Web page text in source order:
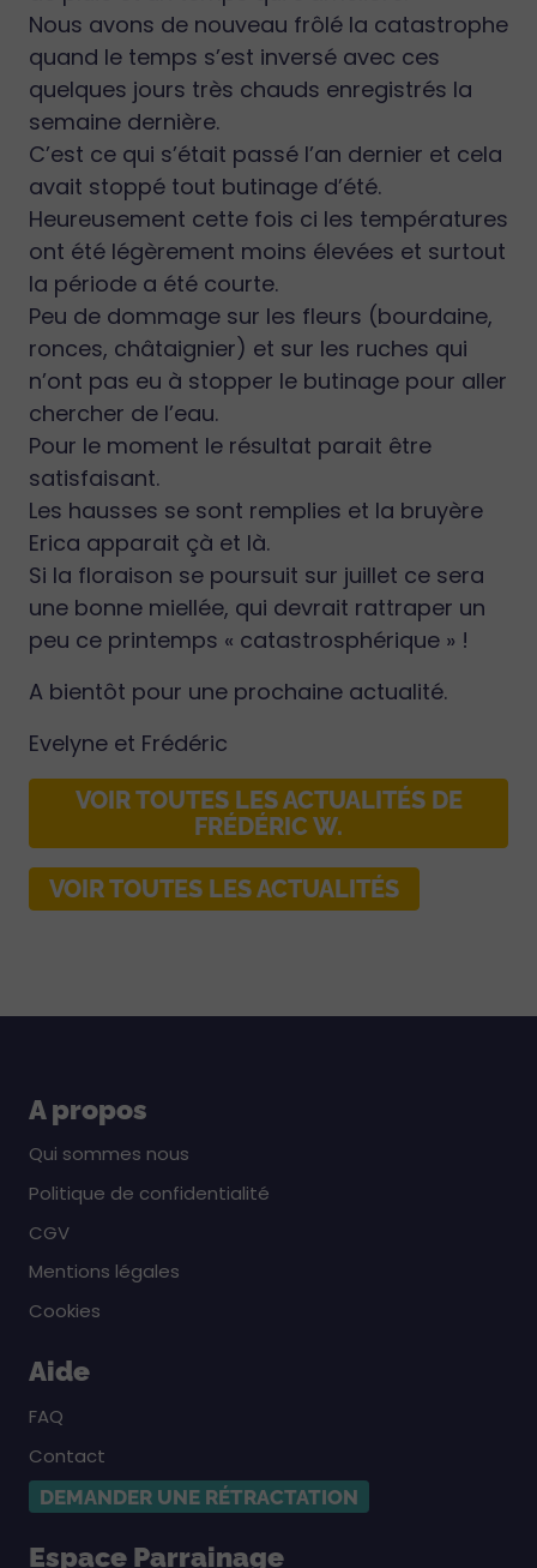
Nous avons de nouveau frôlé la catastrophe
quand le temps s’est inversé avec ces
quelques jours très chauds enregistrés la
semaine dernière.
C’est ce qui s’était passé l’an dernier et cela
avait stoppé tout butinage d’été.
Heureusement cette fois ci les températures
ont été légèrement moins élevées et surtout
la période a été courte.
Peu de dommage sur les fleurs (bourdaine,
ronces, châtaignier) et sur les ruches qui
n’ont pas eu à stopper le butinage pour aller
chercher de l’eau.
Pour le moment le résultat parait être
satisfaisant.
Les hausses se sont remplies et la bruyère
Erica apparait çà et là.
Si la floraison se poursuit sur juillet ce sera
une bonne miellée, qui devrait rattraper un
peu ce printemps « catastrosphérique » !
A bientôt pour une prochaine actualité.
Evelyne et Frédéric
VOIR TOUTES LES ACTUALITÉS DE
FRÉDÉRIC W.
VOIR TOUTES LES ACTUALITÉS
A propos
Qui sommes nous
Politique de confidentialité
CGV
Mentions légales
Cookies
Aide
FAQ
Contact
DEMANDER UNE RÉTRACTATION
Espace Parrainage